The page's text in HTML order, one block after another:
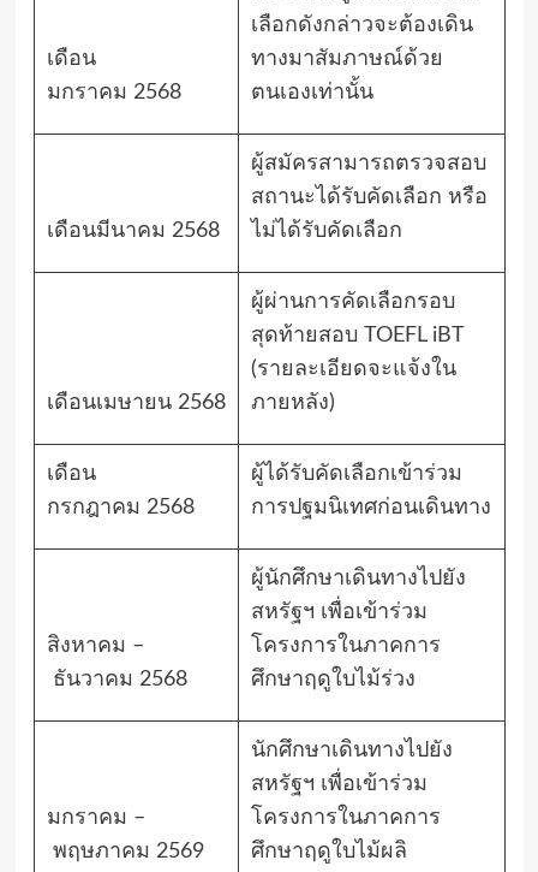
เดือน
มกราคม 2568
เลือกดังกล่าวจะต้องเดิน
ทางมาสัมภาษณ์ด้วย
ตนเองเท่านั้น
เดือนมีนาคม 2568
ผู้สมัครสามารถตรวจสอบ
สถานะได้รับคัดเลือก หรือ
ไม่ได้รับคัดเลือก
เดือนเมษายน2568
ผู้ผ่านการคัดเลือกรอบ
สุดท้ายสอบTOEFL iBT
(รายละเอียดจะแจ้งใน
ภายหลัง)
เดือน
กรกฎาคม 2568
ผู้ได้รับคัดเลือกเข้าร่วม
การปฐมนิเทศก่อนเดินทาง
สิงหาคม –
ธันวาคม 2568
ผู้นักศึกษาเดินทางไปยัง
สหรัฐฯ เพื่อเข้าร่วม
โครงการในภาคการ
ศึกษาฤดูใบไม้ร่วง
มกราคม –
พฤษภาคม 2569
นักศึกษาเดินทางไปยัง
สหรัฐฯ เพื่อเข้าร่วม
โครงการในภาคการ
ศึกษาฤดูใบไม้ผลิ